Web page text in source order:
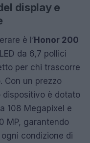
display e
è l’Honor 200
da 6,7 pollici
per chi trascorre
Con un prezzo
dispositivo è dotato
108 Megapixel e
MP, garantendo
condizione di